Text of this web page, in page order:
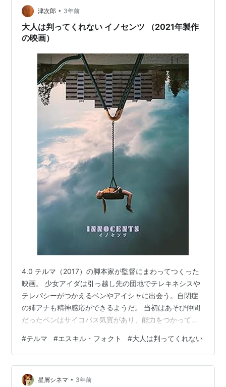
津次郎 • 3年前
大人は判ってくれない イノセンツ （2021年製作
の映画）
4.0 テルマ（2017）の脚本家が監督にまわってつくった
映画。 少女アイダは引っ越し先の団地でテレキネシスや
テレパシーがつかえるベンやアイシャに出会う。自閉症
の姉アナも精神感応ができるようだ。 当初はあそび仲間
だったベンはサイコパス気質があり、能力をつかって人
通念のない子供が凶悪な能力をもっていることが、きち
がいに刃物のような様相を呈し、見ていてすごくはらは
らした。息詰まる映画だった。 映画は見たままの印象
で、いじめや無理解な大人などの寓意は読み取れるもの
#テルマ #エスキル・フォクト #大人は判ってくれない
星屑シネマ • 3年前